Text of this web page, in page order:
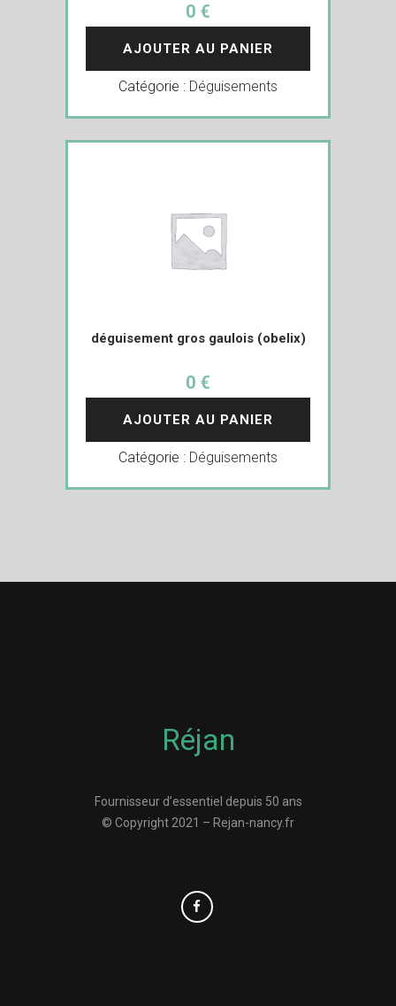
0 €
AJOUTER AU PANIER
Catégorie : Déguisements
déguisement gros gaulois (obelix)
0 €
AJOUTER AU PANIER
Catégorie : Déguisements
Réjan
Fournisseur d’essentiel depuis 50 ans
© Copyright 2021 – Rejan-nancy.fr